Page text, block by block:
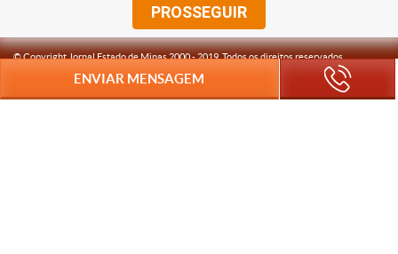
© Copyright Jornal Estado de Minas 2000 -2019. Todos os direitos reservados.
ENVIAR MENSAGEM
PROSSEGUIR